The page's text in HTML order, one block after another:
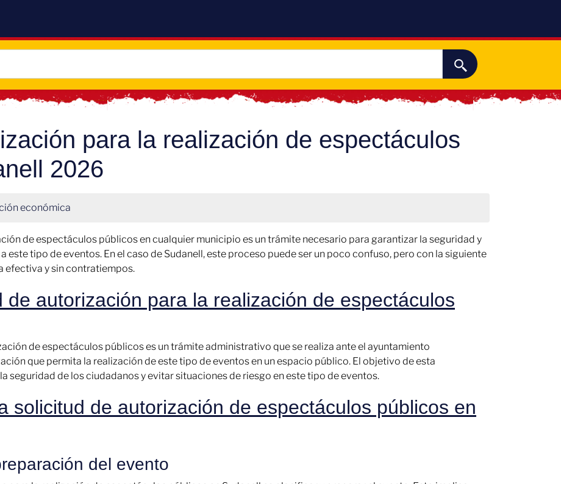
para la realización de espectáculos
2026
económica
de espectáculos públicos en cualquier municipio es un trámite necesario para garantizar la seguridad y
este tipo de eventos. En el caso de Sudanell, este proceso puede ser un poco confuso, pero con la siguiente
efectiva y sin contratiempos.
autorización para la realización de espectáculos
de espectáculos públicos es un trámite administrativo que se realiza ante el ayuntamiento
que permita la realización de este tipo de eventos en un espacio público. El objetivo de esta
seguridad de los ciudadanos y evitar situaciones de riesgo en este tipo de eventos.
solicitud de autorización de espectáculos públicos en
del evento